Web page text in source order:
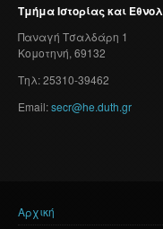
ΤμήμαΙστορίαςκαι
Παναγή Τσαλδάρη 1
Κομοτηνή, 69132
Τηλ: 25310-39462
Email:secr@he.duth.gr
Είστε εδώ
Αρχική